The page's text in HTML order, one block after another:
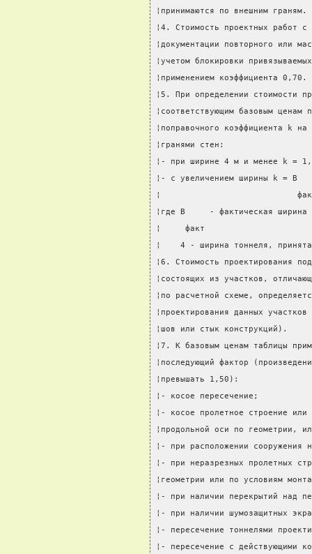
¦принимаются по
¦4. Стоимость проектных
¦документации повторного или
¦учетом блокировки
¦применением
¦5. При определении стоимости
¦соответствующим базовым
¦поправочного коэффициента k
¦гранями стен:
¦- при ширине 4 м и
¦- с увеличением
¦
¦где В     - фактическая
¦     факт
¦    4 - ширина тоннеля,
¦6. Стоимость проектирования
¦состоящих из участков,
¦по расчетной схеме,
¦проектирования данных
¦шов или стык
¦7. К базовым ценам таблицы
¦последующий фактор
¦превышать 1,50):
¦- косое пересечение;
¦- косое пролетное строение
¦продольной оси по
¦- при расположении
¦- при неразрезных пролетных
¦геометрии или по
¦- при наличии перекрытий
¦- при наличии шумозащитных
¦- пересечение тоннелями
¦- пересечение с